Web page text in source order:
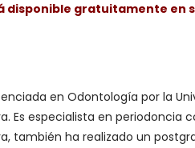
disponible gratuitamente en
en Odontología por la
Es especialista en periodoncia
también ha realizado un